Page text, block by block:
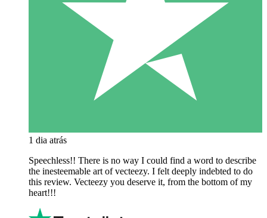
1 dia atrás
Speechless!! There is no way I could find a word to describe
the inesteemable art of vecteezy. I felt deeply indebted to do
this review. Vecteezy you deserve it, from the bottom of my
heart!!!